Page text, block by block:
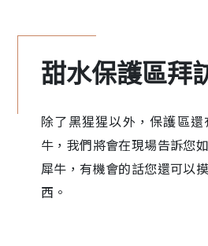
甜水保護區拜
除了黑猩猩以外，保護區
牛，我們將會在現場告訴您
犀牛，有機會的話您還可以
西。